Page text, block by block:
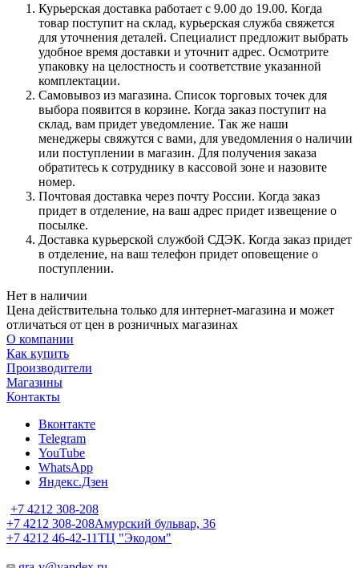
Курьерская доставка работает с 9.00 до 19.00. Когда
товар поступит на склад, курьерская служба свяжется
для уточнения деталей. Специалист предложит выбрать
удобное время доставки и уточнит адрес. Осмотрите
упаковку на целостность и соответствие указанной
комплектации.
Самовывоз из магазина. Список торговых точек для
выбора появится в корзине. Когда заказ поступит на
склад, вам придет уведомление. Так же наши
менеджеры свяжутся с вами, для уведомления о наличии
или поступлении в магазин. Для получения заказа
обратитесь к сотруднику в кассовой зоне и назовите
номер.
Почтовая доставка через почту России. Когда заказ
придет в отделение, на ваш адрес придет извещение о
посылке.
Доставка курьерской службой СДЭК. Когда заказ придет
в отделение, на ваш телефон придет оповещение о
поступлении.
Нет в наличии
Цена действительна только для интернет-магазина и может
отличаться от цен в розничных магазинах
О компании
Как купить
Производители
Магазины
Контакты
Вконтакте
Telegram
YouTube
WhatsApp
Яндекс.Дзен
+7 4212 308-208
+7 4212 308-208Амурский бульвар, 36
+7 4212 46-42-11ТЦ "Экодом"